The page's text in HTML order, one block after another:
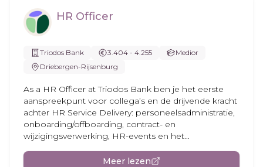
HR Officer
Triodos Bank 3.404 - 4.255
Medior
Driebergen-Rijsenburg
As a HR Officer at Triodos Bank ben je het eerste
aanspreekpunt voor collega’s en de drijvende kracht
achter HR Service Delivery: personeelsadministratie,
onboarding/offboarding, contract- en
wijzigingsverwerking, HR-events en het...
Meer lezen